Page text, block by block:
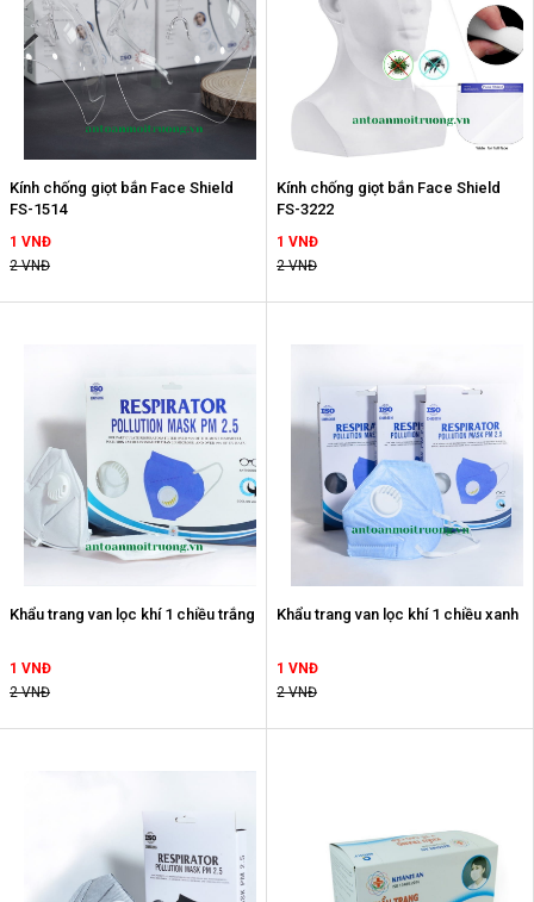
Kính chống giọt bắn Face Shield
FS-1514
1 VNĐ
2 VNĐ
Kính chống giọt bắn Face Shield
FS-3222
1 VNĐ
2 VNĐ
Khẩu trang van lọc khí 1 chiều trắng
1 VNĐ
2 VNĐ
Khẩu trang van lọc khí 1 chiều xanh
1 VNĐ
2 VNĐ